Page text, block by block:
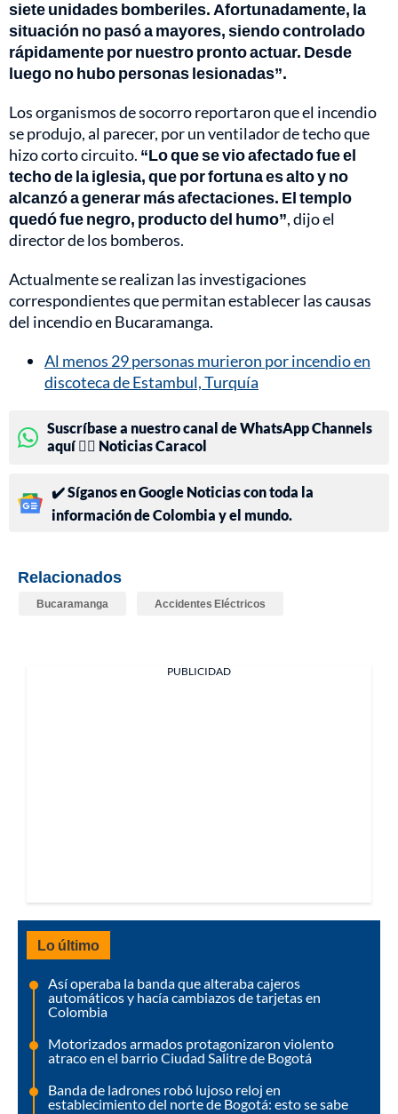
siete unidades bomberiles. Afortunadamente, la
situación no pasó a mayores, siendo controlado
rápidamente por nuestro pronto actuar. Desde
luego no hubo personas lesionadas”.
Los organismos de socorro reportaron que el incendio
se produjo, al parecer, por un ventilador de techo que
hizo corto circuito. “Lo que se vio afectado fue el
techo de la iglesia, que por fortuna es alto y no
alcanzó a generar más afectaciones. El templo
quedó fue negro, producto del humo”, dijo el
director de los bomberos.
Actualmente se realizan las investigaciones
correspondientes que permitan establecer las causas
del incendio en Bucaramanga.
Al menos 29 personas murieron por incendio en
discoteca de Estambul, Turquía
Suscríbase a nuestro canal de WhatsApp Channels
aquí 👉🏻 Noticias Caracol
✔️ Síganos en Google Noticias con toda la
información de Colombia y el mundo.
Relacionados
Bucaramanga Accidentes Eléctricos
PUBLICIDAD
Lo último
Así operaba la banda que alteraba cajeros
automáticos y hacía cambiazos de tarjetas en
Colombia
Motorizados armados protagonizaron violento
atraco en el barrio Ciudad Salitre de Bogotá
Banda de ladrones robó lujoso reloj en
establecimiento del norte de Bogotá: esto se sabe